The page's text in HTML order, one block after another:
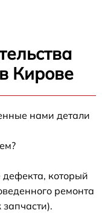
Кирове
нами детали
который
ремонта